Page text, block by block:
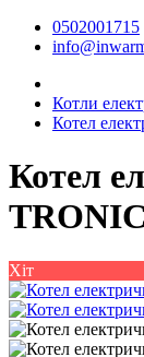
0502001715
Котли
Котел
Котел
Хіт